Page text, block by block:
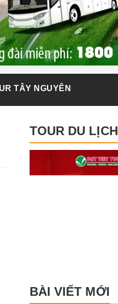
TÂY NGUYÊN
TOUR DU LỊCH
BÀI VIẾT MỚI